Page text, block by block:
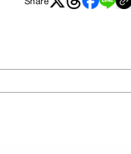
Share